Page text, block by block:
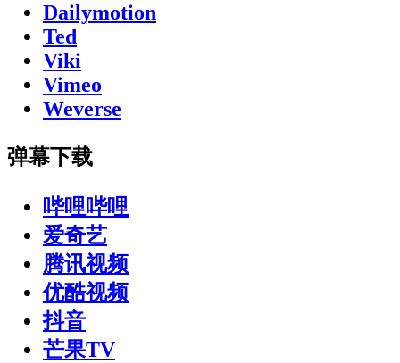
Dailymotion
Ted
Viki
Vimeo
Weverse
弹幕下载
哔哩哔哩
爱奇艺
腾讯视频
优酷视频
抖音
芒果TV